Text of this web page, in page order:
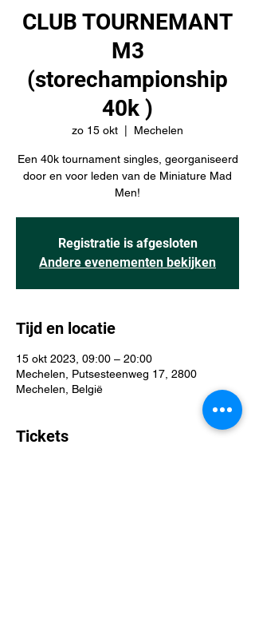
CLUB TOURNEMANT
M3
(storechampionship
40k )
zo 15 okt Mechelen
Een 40k tournament singles, georganiseerd
door en voor leden van de Miniature Mad
Men!
Registratie is afgesloten
Andere evenementen bekijken
Tijd en locatie
15 okt 2023, 09:00 – 20:00
Mechelen, Putsesteenweg 17, 2800
Mechelen, België
Tickets